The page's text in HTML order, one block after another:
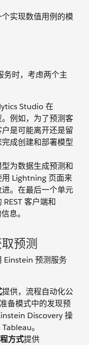
实现数值用例的模
时，考虑两个主
Studio 在
例如，为了预测客
是可能离开还是留
成创建和部署模型
为数据生成预测和
用 Lightning 页面来
。在最后一个单元
客户端和
息。
预测
Einstein 预测服务
提供，流程自动化公
备模式中的发现预
Discovery 操
。
方式提供